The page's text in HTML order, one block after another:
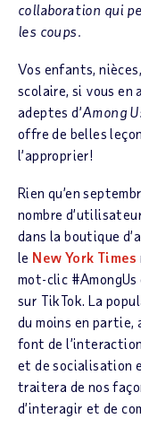
collaboration qui
les coups.
Vos enfants,
scolaire, si vous en
adeptes d’Among
offre de belles
l’approprier!
Rien qu’en
nombre
dans la boutique
le New York Times
mot-clic
sur TikTok. La
du moins en
font de
et de socialisation
traitera de nos
d’interagir et de